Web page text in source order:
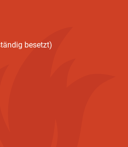
besetzt)